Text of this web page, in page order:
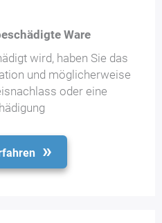
Ware
wird, haben Sie das
und möglicherweise
oder eine